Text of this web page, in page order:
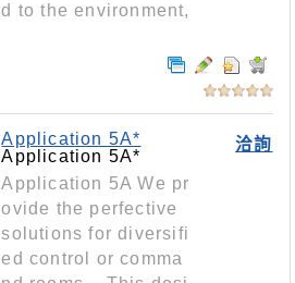
d to the environment,
洽詢
Application 5A*
Application 5A*
Application 5A We pr
ovide the perfective
solutions for diversifi
ed control or comma